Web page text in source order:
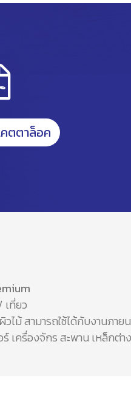
ตตาล็อค
ที่ยว
ไม้ สามารถใช้ได้กับงานภาย
ร์ เครื่องจักร สะพาน เหล็กต่า